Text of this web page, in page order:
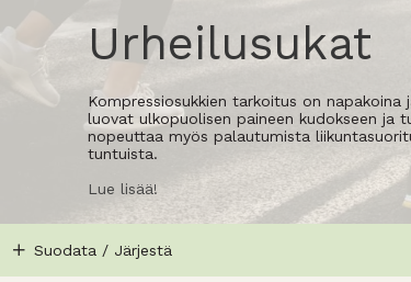
Urheilusukat
Kompressiosukkien tarkoitus on
luovat ulkopuolisen paineen kudokseen ja
nopeuttaa myös palautumista
tuntuista.
Lue lisää!
Suodata / Järjestä